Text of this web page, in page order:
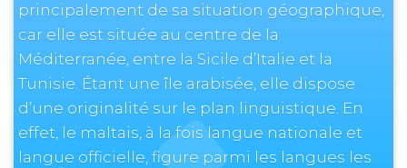
principalement de sa situation géographique,
car elle est située au centre de la
Méditerranée, entre la Sicile d’Italie et la
Tunisie. Étant une île arabisée, elle dispose
d’une originalité sur le plan linguistique. En
effet, le maltais, à la fois langue nationale et
langue officielle, figure parmi les langues les